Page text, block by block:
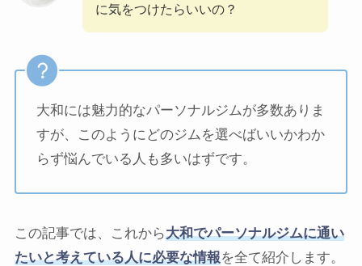
に気をつけたらいいの？
大和には魅力的なパーソナルジムが多数ありま
すが、このようにどのジムを選べばいいかわか
らず悩んでいる人も多いはずです。
この記事では、これから大和でパーソナルジムに通い
たいと考えている人に必要な情報を全て紹介します。